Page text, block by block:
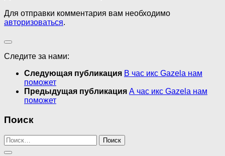
Для отправки комментария вам необходимо
авторизоваться.
Следите за нами:
Следующая публикация В час икс Gazela нам
поможет
Предыдущая публикация А час икс Gazela нам
поможет
Поиск
Найти: